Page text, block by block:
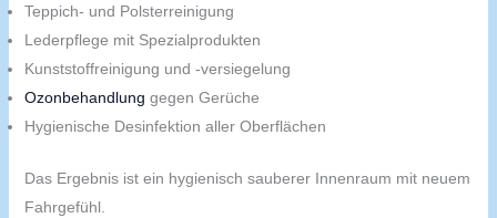
Teppich- und Polsterreinigung
Lederpflege mit Spezialprodukten
Kunststoffreinigung und -versiegelung
Ozonbehandlung gegen Gerüche
Hygienische Desinfektion aller Oberflächen
Das Ergebnis ist ein hygienisch sauberer Innenraum mit neuem
Fahrgefühl.